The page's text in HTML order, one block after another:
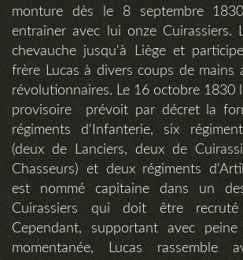
monture dès le 8 septembre
entraîner avec lui onze Cuirassiers.
chevauche jusqu'à Liège et
frère Lucas à divers coups de mains
révolutionnaires. Le 16 octobre 1830
provisoire prévoit par décret la
régiments d'Infanterie, six
(deux de Lanciers, deux de
Chasseurs) et deux régiments
est nommé capitaine dans un
Cuirassiers qui doit être recruté
Cependant, supportant avec
momentanée, Lucas rassemble